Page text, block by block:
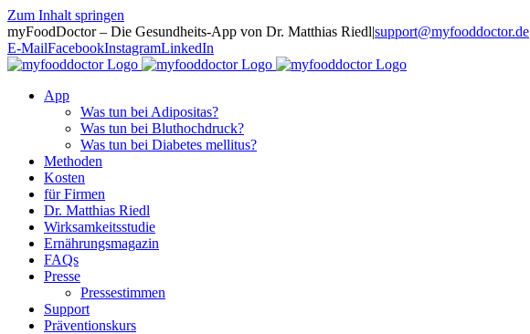
Zum Inhalt springen
myFoodDoctor – Die Gesundheits-App von Dr. Matthias Riedl|support@myfooddoctor.de
E-MailFacebookInstagramLinkedIn
App
Was tun bei Adipositas?
Was tun bei Bluthochdruck?
Was tun bei Diabetes mellitus?
Methoden
Kosten
für Firmen
Dr. Matthias Riedl
Wirksamkeitsstudie
Ernährungsmagazin
FAQs
Presse
Pressestimmen
Support
Präventionskurs